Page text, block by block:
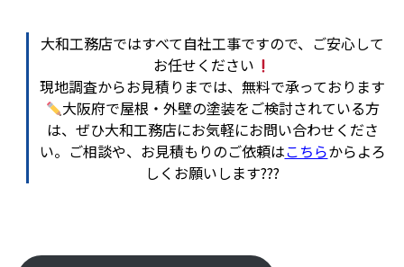
大和工務店ではすべて自社工事ですので、ご安心して
お任せください
現地調査からお見積りまでは、無料で承っております
大阪府で屋根・外壁の塗装をご検討されている方
は、ぜひ大和工務店にお気軽にお問い合わせくださ
い。ご相談や、お見積もりのご依頼はこちらからよろ
しくお願いします???